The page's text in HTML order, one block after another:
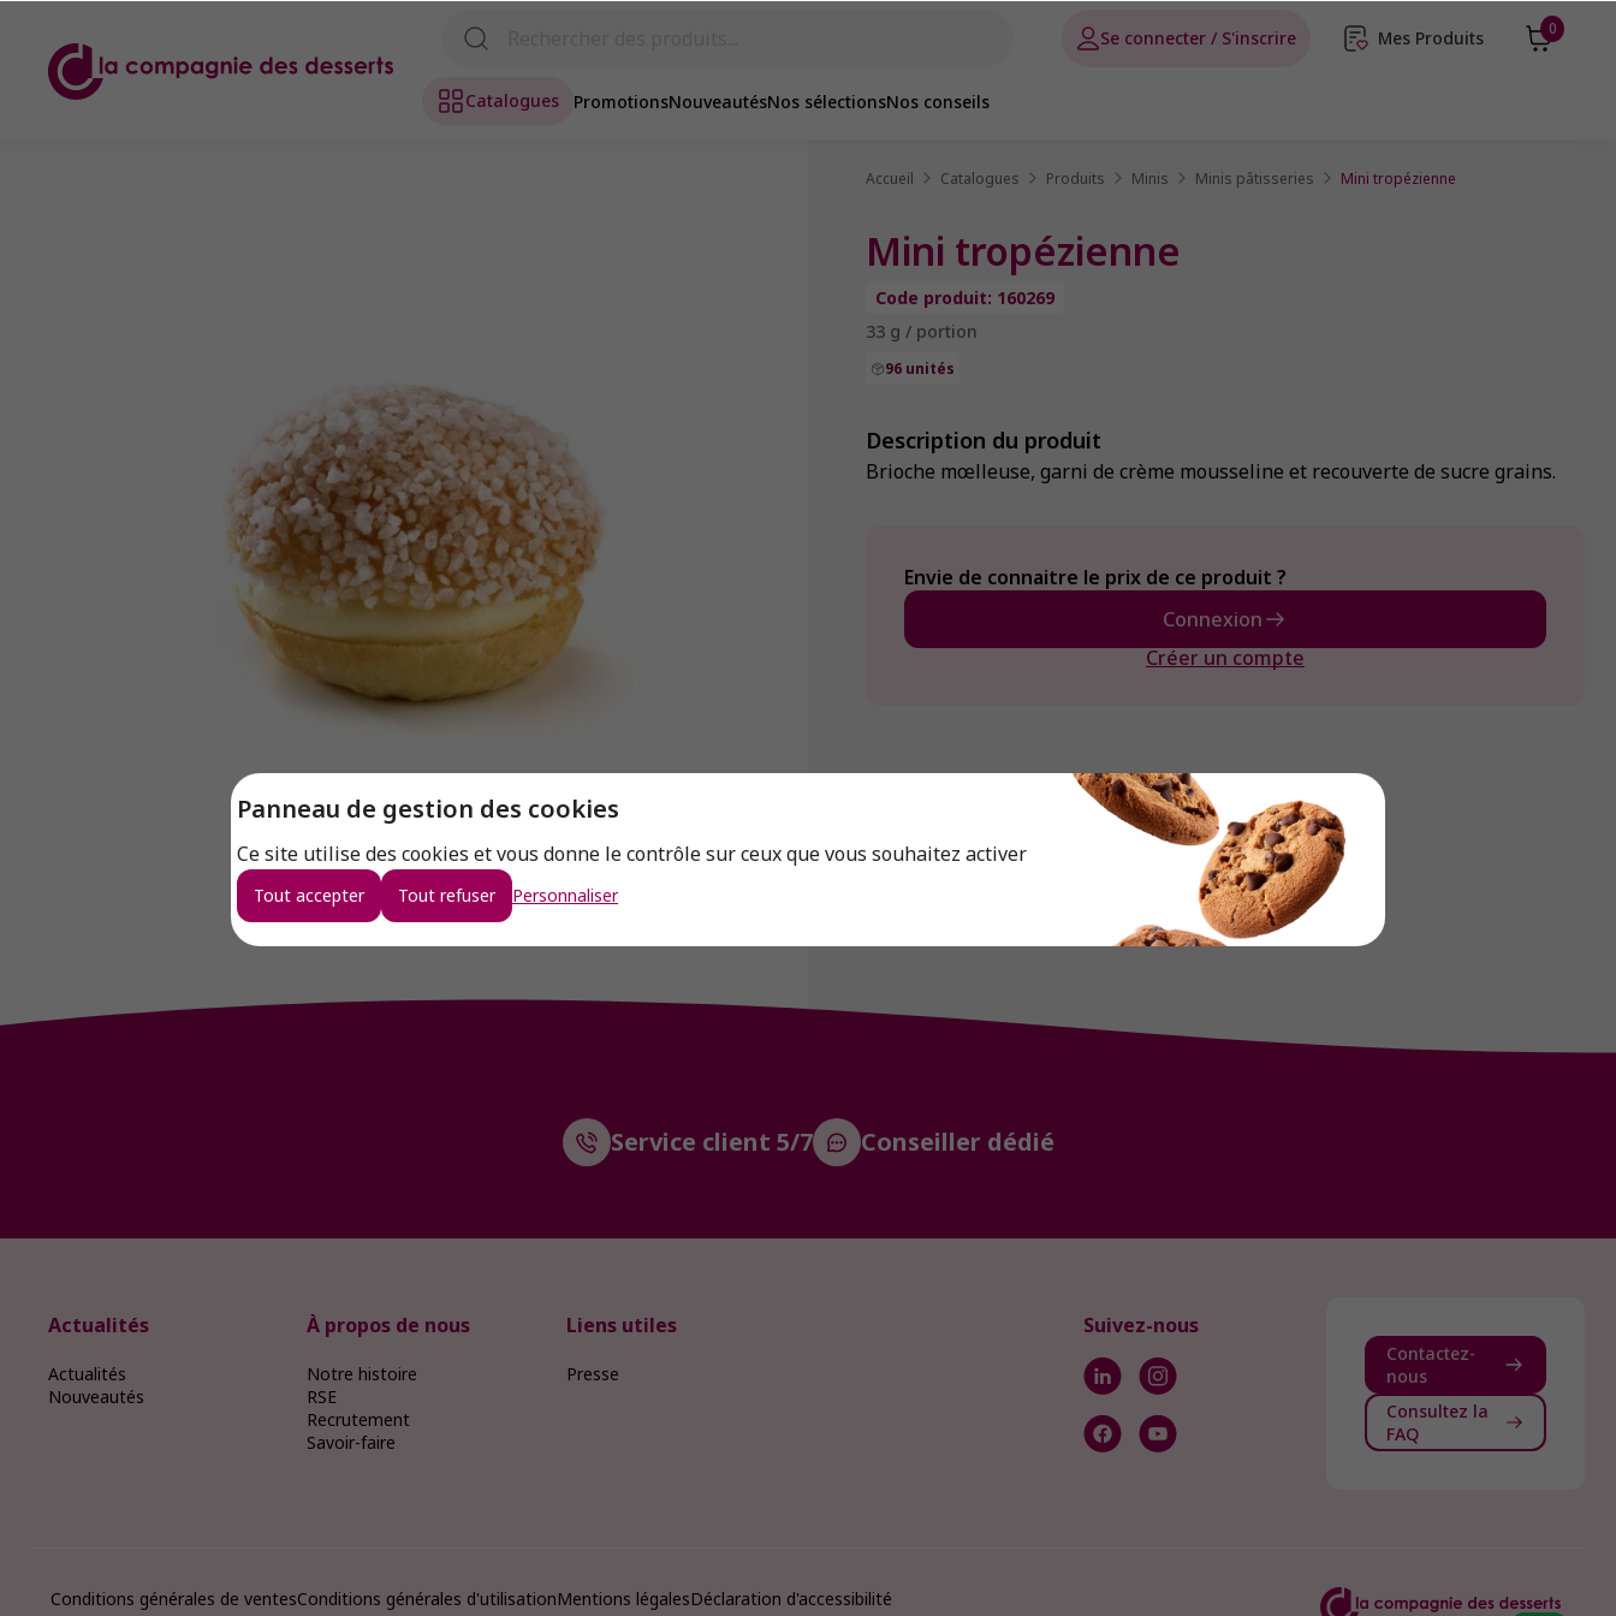
Panneau de gestion des cookies
Ce site utilise des cookies et vous donne le contrôle sur ceux que vous souhaitez activer
Tout accepter Tout refuser Personnaliser
Se connecter / S'inscrire 0
Mes Produits
Catalogues PromotionsNouveautésNos sélectionsNos conseils
Accueil Catalogues Produits Minis Minis pâtisseries Mini tropézienne
Mini tropézienne
Code produit: 160269
33 g / portion
96 unités
Description du produit
Brioche mœlleuse, garni de crème mousseline et recouverte de sucre grains.
Envie de connaitre le prix de ce produit ?
Connexion
Créer un compte
Service client 5/7 Conseiller dédié
Actualités
Actualités
Nouveautés
À propos de nous
Notre histoire
RSE
Recrutement
Savoir-faire
Liens utiles
Presse
Suivez-nous
Contactez-
nous
Consultez la
FAQ
Conditions générales de ventesConditions générales d'utilisationMentions légalesDéclaration d'accessibilité